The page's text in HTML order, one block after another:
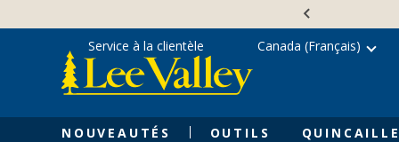
content
NOUVEAUTÉS OUTILS
Service à la clientèle Canada (Français)